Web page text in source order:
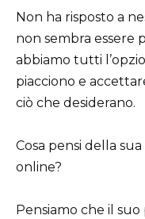
Non ha risposto a
non sembra essere
abbiamo tutti
piacciono e
ciò che desiderano.
Cosa pensi della
online?
Pensiamo che il